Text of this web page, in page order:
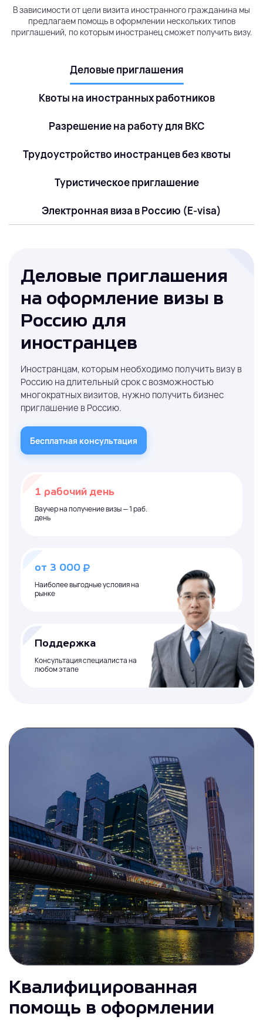
В зависимости от цели визита иностранного гражданина мы
предлагаем помощь в оформлении нескольких типов
приглашений, по которым иностранец сможет получить визу.
Деловые приглашения
Квоты на иностранных работников
Разрешение на работу для ВКС
Трудоустройство иностранцев без квоты
Туристическое приглашение
Электронная виза в Россию (E-visa)
Деловые приглашения
на оформление визы в
Россию для
иностранцев
Иностранцам, которым необходимо получить визу в
Россию на длительный срок с возможностью
многократных визитов, нужно получить бизнес
приглашение в Россию.
Бесплатная консультация
1 рабочий день
Ваучер на получение визы — 1 раб.
день
от 3 000 ₽
Наиболее выгодные условия на
рынке
Поддержка
Консультация специалиста на
любом этапе
Квалифицированная
помощь в оформлении